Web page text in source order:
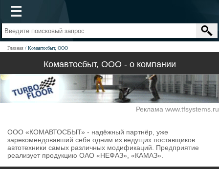
Главная Комавтосбыт, ООО
Комавтосбыт, ООО - о компании
Реклама www.tfsystems.ru
ООО «КОМАВТОСБЫТ» - надёжный партнёр, уже
зарекомендовавший себя одним из ведущих поставщиков
автотехники самых различных модификаций. Предприятие
реализует продукцию ОАО «НЕФАЗ», «КАМАЗ».